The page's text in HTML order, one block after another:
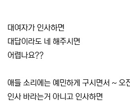
대여자가 인사하면
대답이라도 네 해주시면
어렵나요??
애들 소리에는 예민하게 구시면서 ~ 오
인사 바라는거 아니고 인사하면